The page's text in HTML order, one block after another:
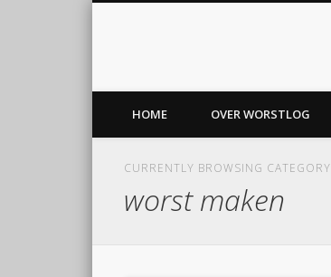
HOME OVER WORSTLOG
CURRENTLY BROWSING CATEGORY
worst maken